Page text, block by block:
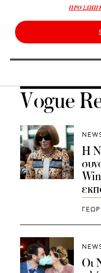
Vogue
Η
Οι